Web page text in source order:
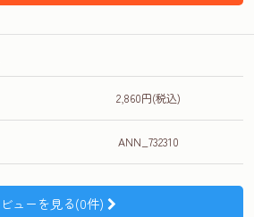
2,860円(税込)
ANN_732310
ューを見る(0件)